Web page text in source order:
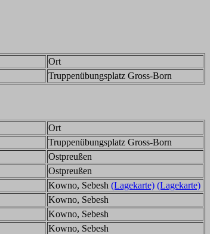
Ort
Truppenübungsplatz Gross-Born
Ort
Truppenübungsplatz Gross-Born
Ostpreußen
Ostpreußen
Kowno, Sebesh (Lagekarte) (Lagekarte)
Kowno, Sebesh
Kowno, Sebesh
Kowno, Sebesh